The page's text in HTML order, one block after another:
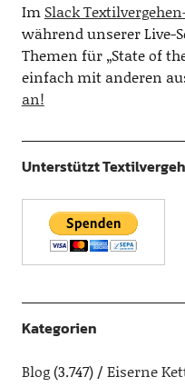
Im Slack
während unserer Live-
Themen für „State of
einfach mit anderen
an!
Unterstützt
Kategorien
Blog(3.747) Eiserne